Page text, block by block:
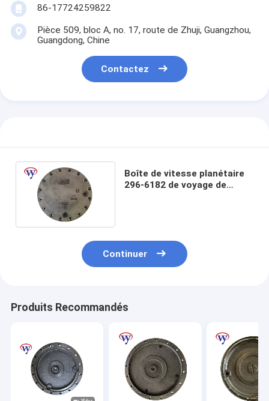
86-17724259822
Pièce 509, bloc A, no. 17, route de Zhuji, Guangzhou,
Guangdong, Chine
Contactez
Boîte de vitesse planétaire
296-6182 de voyage de
Continuer
Produits Recommandés